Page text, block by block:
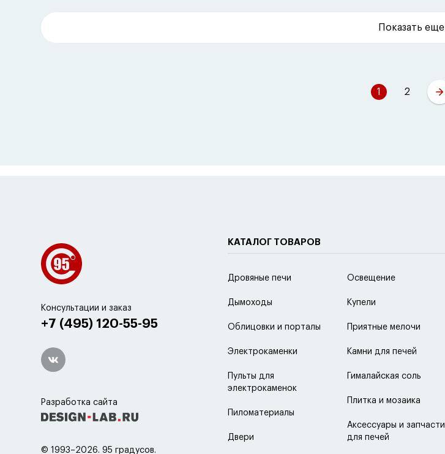
Показать еще
1 2
Консультации и заказ
+7 (495) 120-55-95
Разработка сайта
© 1993–2026. 95 градусов.
КАТАЛОГ ТОВАРОВ
Дровяные печи
Дымоходы
Облицовки и порталы
Электрокаменки
Пульты для
электрокаменок
Пиломатериалы
Двери
Освещение
Купели
Приятные мелочи
Камни для печей
Гималайская соль
Плитка и мозаика
Аксессуары и запчасти
для печей